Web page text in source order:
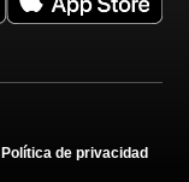
Política de privacidad